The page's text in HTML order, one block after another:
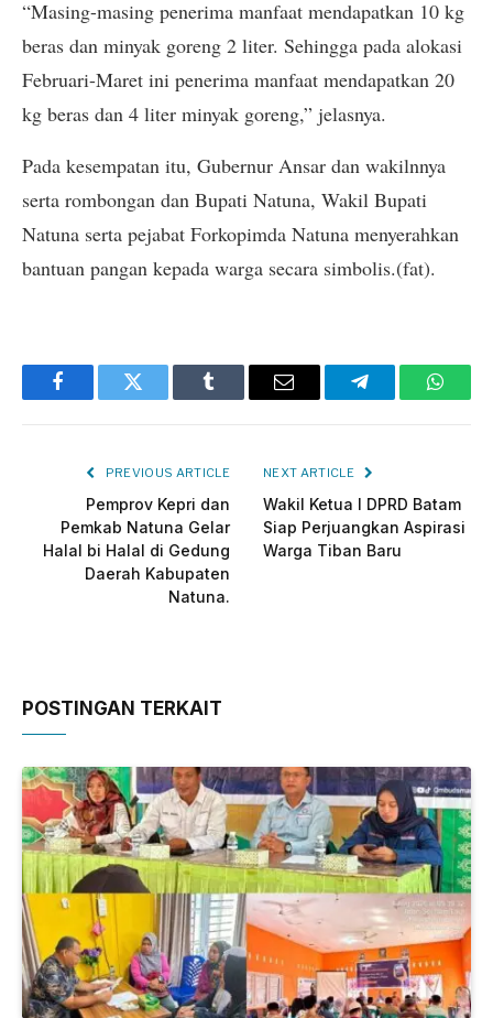
“Masing-masing penerima manfaat mendapatkan 10 kg
beras dan minyak goreng 2 liter. Sehingga pada alokasi
Februari-Maret ini penerima manfaat mendapatkan 20
kg beras dan 4 liter minyak goreng,” jelasnya.
Pada kesempatan itu, Gubernur Ansar dan wakilnnya
serta rombongan dan Bupati Natuna, Wakil Bupati
Natuna serta pejabat Forkopimda Natuna menyerahkan
bantuan pangan kepada warga secara simbolis.(fat).
FacebookTwitter Tumblr Email Telegram
PREVIOUS ARTICLE
Pemprov Kepri dan
Pemkab Natuna Gelar
Halal bi Halal di Gedung
Daerah Kabupaten
Natuna.
NEXT ARTICLE
Wakil Ketua I DPRD Batam
Siap Perjuangkan Aspirasi
Warga Tiban Baru
POSTINGAN TERKAIT